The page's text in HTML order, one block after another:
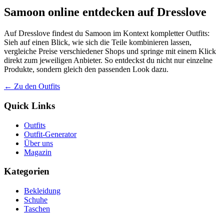
Samoon online entdecken auf Dresslove
Auf Dresslove findest du Samoon im Kontext kompletter Outfits:
Sieh auf einen Blick, wie sich die Teile kombinieren lassen,
vergleiche Preise verschiedener Shops und springe mit einem Klick
direkt zum jeweiligen Anbieter. So entdeckst du nicht nur einzelne
Produkte, sondern gleich den passenden Look dazu.
← Zu den Outfits
Quick Links
Outfits
Outfit-Generator
Über uns
Magazin
Kategorien
Bekleidung
Schuhe
Taschen